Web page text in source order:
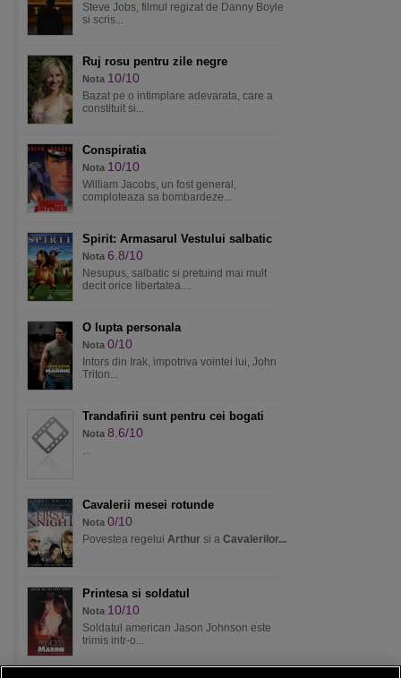
Steve Jobs, filmul regizat de Danny Boyle
si scris...
Ruj rosu pentru zile negre
Nota 10/10
Bazat pe o intimplare adevarata, care a
constituit si...
Conspiratia
Nota 10/10
William Jacobs, un fost general,
comploteaza sa bombardeze...
Spirit: Armasarul Vestului salbatic
Nota 6.8/10
Nesupus, salbatic si pretuind mai mult
decit orice libertatea....
O lupta personala
Nota 0/10
Intors din Irak, impotriva vointei lui, John
Triton...
Trandafirii sunt pentru cei bogati
Nota 8.6/10
...
Cavalerii mesei rotunde
Nota 0/10
Povestea regelui Arthur si a Cavalerilor...
Printesa si soldatul
Nota 10/10
Soldatul american Jason Johnson este
trimis intr-o...